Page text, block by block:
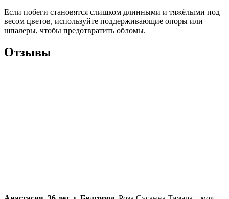
Если побеги становятся слишком длинными и тяжёлыми под
весом цветов, используйте поддерживающие опоры или
шпалеры, чтобы предотвратить обломы.
Отзывы